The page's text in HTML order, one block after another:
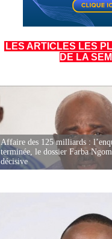
LES ARTICLES LES
DE LA
Affaire des 125 milliards :
terminée, le dossier Farba
décisive